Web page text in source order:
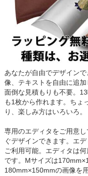
あなたが自由でデザイン
像、テキストを自由に追
面倒な見積もりも不要。
も1枚から作れます。ちょ
り、楽しみ方はいろいろ。
専用のエディタをご用意
ぐデザインできます。エ
ご利用可能。エディタは
です。Mサイズは
180mm×150mmの画像を